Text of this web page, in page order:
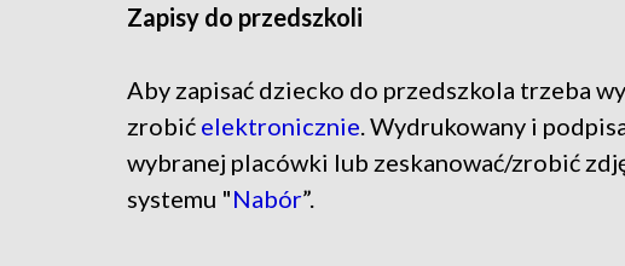
Zapisy do przedszkoli
Aby zapisać dziecko do przedszkola trzeba
zrobić elektronicznie. Wydrukowany i
wybranej placówki lub zeskanować/zrobić
systemu "Nabór”.